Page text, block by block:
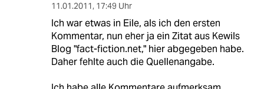
11.01.2011, 17:49 Uhr
Ich war etwas in Eile, als ich den ersten
Kommentar, nun eher ja ein Zitat aus Kewils
Blog "fact-fiction.net," hier abgegeben habe.
Daher fehlte auch die Quellenangabe.